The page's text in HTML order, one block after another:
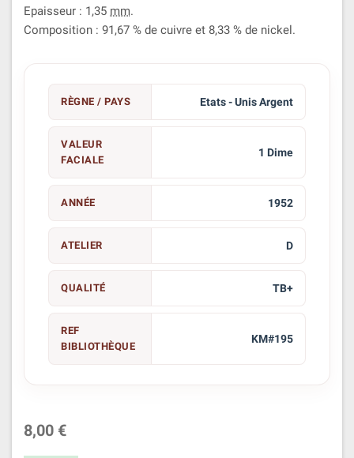
Epaisseur : 1,35 mm.
Composition : 91,67 % de cuivre et 8,33 % de nickel.
RÈGNE / PAYS Etats - Unis Argent
VALEUR
FACIALE
1 Dime
ANNÉE 1952
ATELIER D
QUALITÉ TB+
REF
BIBLIOTHÈQUE
KM#195
8,00 €